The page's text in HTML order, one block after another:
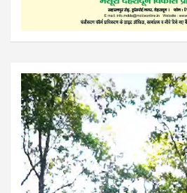
Video
Player